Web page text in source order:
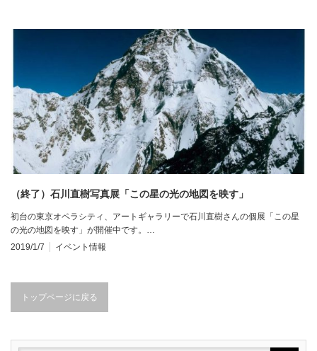
（終了）石川直樹写真展「この星の光の地図を映す」
初台の東京オペラシティ、アートギャラリーで石川直樹さんの個展「この星
の光の地図を映す」が開催中です。…
2019/1/7
イベント情報
トップページに戻る